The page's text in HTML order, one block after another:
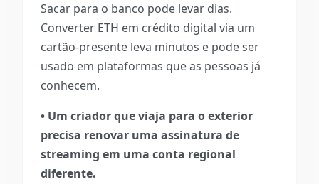
Sacar para o banco pode levar dias.
Converter ETH em crédito digital via um
cartão-presente leva minutos e pode ser
usado em plataformas que as pessoas já
conhecem.
• Um criador que viaja para o exterior
precisa renovar uma assinatura de
streaming em uma conta regional
diferente.